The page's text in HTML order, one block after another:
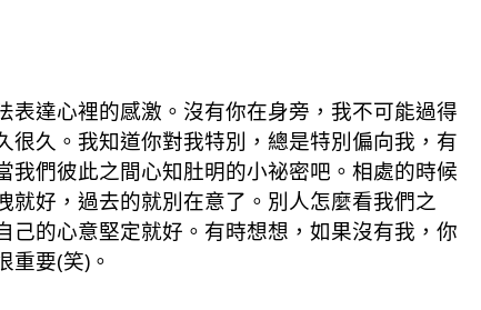
表達心裡的感激。沒有你在身旁，我不可能過得
很久。我知道你對我特別，總是特別偏向我，有
我們彼此之間心知肚明的小祕密吧。相處的時候
好，過去的就別在意了。別人怎麼看我們之
己的心意堅定就好。有時想想，如果沒有我，你
重要(笑)。